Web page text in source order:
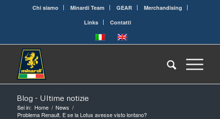
Chi siamo Minardi Team GEAR
Merchandising
Links
Contatti
Blog - Ultime notizie
Sei in: Home / News /
Problema Renault. E se la Lotus avesse visto lontano?